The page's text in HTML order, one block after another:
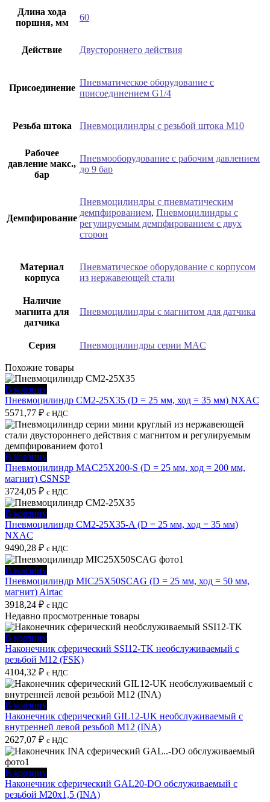
Длина хода
поршня, мм
60
Действие Двустороннего действия
Присоединение
Пневматическое оборудование с
присоединением G1/4
Резьба штока Пневмоцилиндры с резьбой штока М10
Рабочее
давление макс.,
бар
Пневмооборудование с рабочим давлением
до 9 бар
Демпфирование
Пневмоцилиндры с пневматическим
демпфированием, Пневмоцилиндры с
регулируемым демпфированием с двух
сторон
Материал
корпуса
Пневматическое оборудование с корпусом
из нержавеющей стали
Наличие
магнита для
датчика
Пневмоцилиндры с магнитом для датчика
Серия Пневмоцилиндры серии MAC
Похожие товары
В корзину
Пневмоцилиндр CM2-25X35 (D = 25 мм, ход = 35 мм) NXAC
5571,77 ₽ с НДС
В корзину
Пневмоцилиндр MAC25X200-S (D = 25 мм, ход = 200 мм,
магнит) CSNSP
3724,05 ₽ с НДС
В корзину
Пневмоцилиндр CM2-25X35-A (D = 25 мм, ход = 35 мм)
NXAC
9490,28 ₽ с НДС
В корзину
Пневмоцилиндр MIC25X50SCAG (D = 25 мм, ход = 50 мм,
магнит) Airtac
3918,24 ₽ с НДС
Недавно просмотренные товары
В корзину
Наконечник сферический SSI12-TK необслуживаемый с
резьбой M12 (FSK)
4104,32 ₽ с НДС
В корзину
Наконечник сферический GIL12-UK необслуживаемый с
внутренней левой резьбой M12 (INA)
2627,07 ₽ с НДС
В корзину
Наконечник сферический GAL20-DO обслуживаемый с
резьбой M20x1,5 (INA)